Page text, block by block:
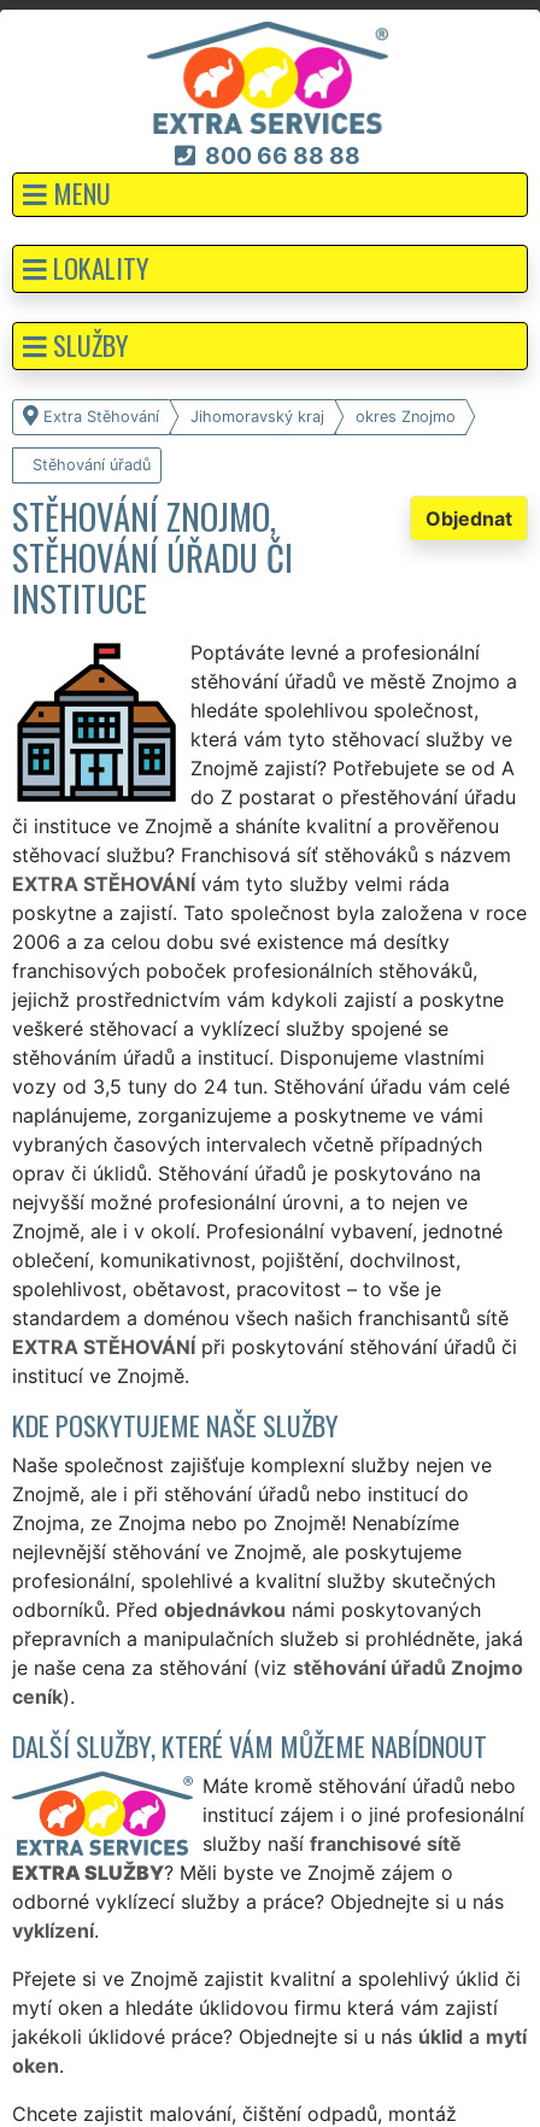
800 66 88 88
MENU
Extra Stěhování Jihomoravský kraj okres Znojmo
Stěhování úřadů
Objednat
STĚHOVÁNÍ ZNOJMO,
STĚHOVÁNÍ ÚŘADU ČI
INSTITUCE
Poptáváte levné a profesionální
stěhování úřadů ve městě Znojmo a
hledáte spolehlivou společnost,
která vám tyto stěhovací služby ve
Znojmě zajistí? Potřebujete se od A
do Z postarat o přestěhování úřadu
či instituce ve Znojmě a sháníte kvalitní a prověřenou
stěhovací službu? Franchisová síť stěhováků s názvem
EXTRA STĚHOVÁNÍ vám tyto služby velmi ráda
poskytne a zajistí. Tato společnost byla založena v roce
2006 a za celou dobu své existence má desítky
franchisových poboček profesionálních stěhováků,
jejichž prostřednictvím vám kdykoli zajistí a poskytne
veškeré stěhovací a vyklízecí služby spojené se
stěhováním úřadů a institucí. Disponujeme vlastními
vozy od 3,5 tuny do 24 tun. Stěhování úřadu vám celé
naplánujeme, zorganizujeme a poskytneme ve vámi
vybraných časových intervalech včetně případných
oprav či úklidů. Stěhování úřadů je poskytováno na
nejvyšší možné profesionální úrovni, a to nejen ve
Znojmě, ale i v okolí. Profesionální vybavení, jednotné
oblečení, komunikativnost, pojištění, dochvilnost,
spolehlivost, obětavost, pracovitost – to vše je
standardem a doménou všech našich franchisantů sítě
EXTRA STĚHOVÁNÍ při poskytování stěhování úřadů či
institucí ve Znojmě.
KDE POSKYTUJEME NAŠE SLUŽBY
Naše společnost zajišťuje komplexní služby nejen ve
Znojmě, ale i při stěhování úřadů nebo institucí do
Znojma, ze Znojma nebo po Znojmě! Nenabízíme
nejlevnější stěhování ve Znojmě, ale poskytujeme
profesionální, spolehlivé a kvalitní služby skutečných
odborníků. Před objednávkou námi poskytovaných
přepravních a manipulačních služeb si prohlédněte, jaká
je naše cena za stěhování (viz stěhování úřadů Znojmo
ceník).
DALŠÍ SLUŽBY, KTERÉ VÁM MŮŽEME NABÍDNOUT
Máte kromě stěhování úřadů nebo
institucí zájem i o jiné profesionální
služby naší franchisové sítě
EXTRA SLUŽBY? Měli byste ve Znojmě zájem o
odborné vyklízecí služby a práce? Objednejte si u nás
vyklízení.
Přejete si ve Znojmě zajistit kvalitní a spolehlivý úklid či
mytí oken a hledáte úklidovou firmu která vám zajistí
jakékoli úklidové práce? Objednejte si u nás úklid a mytí
oken.
Chcete zajistit malování, čištění odpadů, montáž
LOKALITY
SLUŽBY